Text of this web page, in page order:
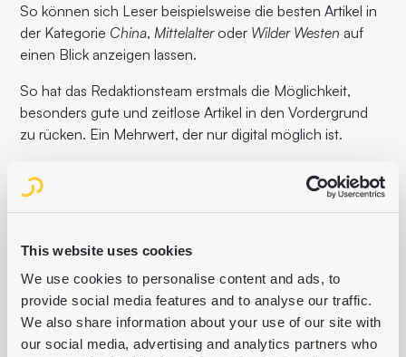
This website uses cookies
We use cookies to personalise content and ads, to
provide social media features and to analyse our traffic.
We also share information about your use of our site with
our social media, advertising and analytics partners who
So können sich Leser beispielsweise die besten Artikel in
der Kategorie China, Mittelalteroder Wilder Westen auf
einen Blick anzeigen lassen.
So hat das Redaktionsteam erstmals die Möglichkeit,
besonders gute und zeitlose Artikel in den Vordergrund
zu rücken. Ein Mehrwert, der nur digital möglich ist.
der Redaktion zu verschiedenen Interessensgebieten wie
Das alte Rom oder Mittelalter“, betont Ramona Knorr,